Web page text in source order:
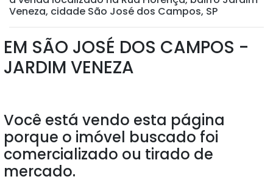
Veneza, cidade São José dos Campos, SP
EM SÃO JOSÉ DOS CAMPOS -
JARDIM VENEZA
Você está vendo esta página
porque o imóvel buscado foi
comercializado ou tirado de
mercado.